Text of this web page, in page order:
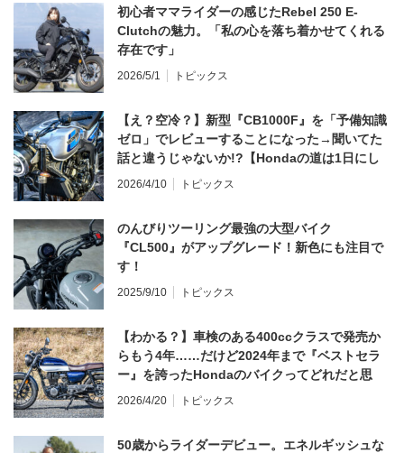
初心者ママライダーの感じたRebel 250 E-
Clutchの魅力。「私の心を落ち着かせてくれる
存在です」
2026/5/1 トピックス
【え？空冷？】新型『CB1000F』を「予備知識
ゼロ」でレビューすることになった→聞いてた
話と違うじゃないか!?【Hondaの道は1日にし
てならず／CB1000F ①第一印象 編】
2026/4/10 トピックス
のんびりツーリング最強の大型バイク
『CL500』がアップグレード！新色にも注目で
す！
2025/9/10 トピックス
【わかる？】車検のある400ccクラスで発売か
らもう4年……だけど2024年まで『ベストセラ
ー』を誇ったHondaのバイクってどれだと思
う？
2026/4/20 トピックス
50歳からライダーデビュー。エネルギッシュな